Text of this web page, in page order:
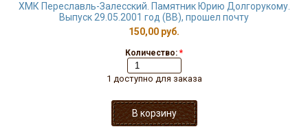
ХМК Переславль-Залесский. Памятник Юрию Долгорукому.
Выпуск 29.05.2001 год (ВВ), прошел почту
150,00 руб.
Количество: *
1 доступно для заказа